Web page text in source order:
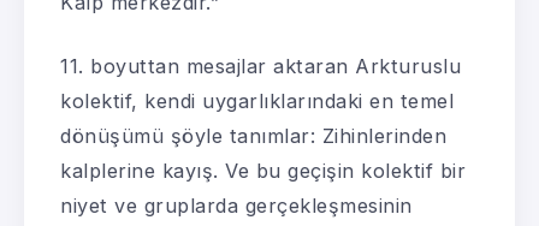
11. boyuttan mesajlar aktaran Arkturuslu
kolektif, kendi uygarlıklarındaki en temel
dönüşümü şöyle tanımlar: Zihinlerinden
kalplerine kayış. Ve bu geçişin kolektif bir
niyet ve gruplarda gerçekleşmesinin